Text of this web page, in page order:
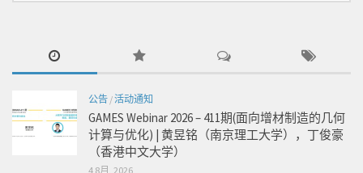
公告 /活动通知
GAMES Webinar 2026 – 411期(面向增材制造的几何
计算与优化) | 黄昱铭（南京理工大学），丁俊豪
（香港中文大学）
4 8月, 2026